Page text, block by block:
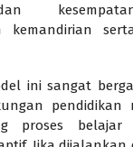
kemandirian
ini sangat
pendidikan
proses belajar